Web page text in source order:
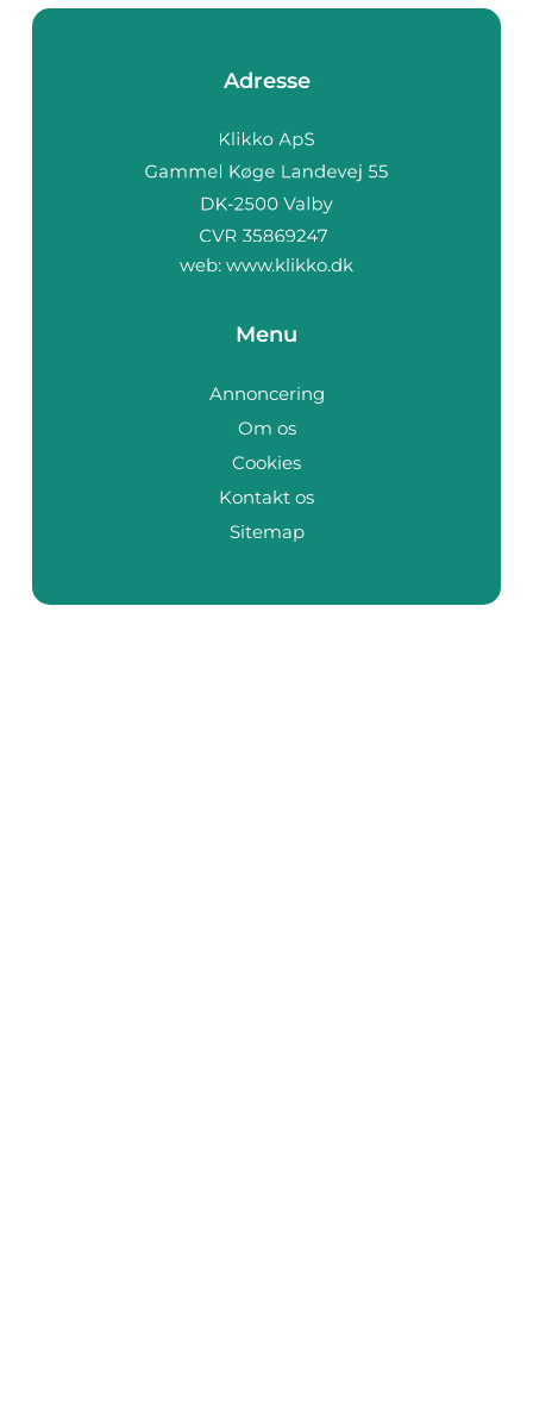
Adresse
web: www.klikko.dk
Menu
Annoncering
Om os
Cookies
Kontakt os
Sitemap